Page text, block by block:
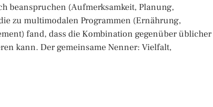
beanspruchen (Aufmerksamkeit, Planung,
zu multimodalen Programmen (Ernährung,
fand, dass die Kombination gegenüber üblicher
kann. Der gemeinsame Nenner: Vielfalt,